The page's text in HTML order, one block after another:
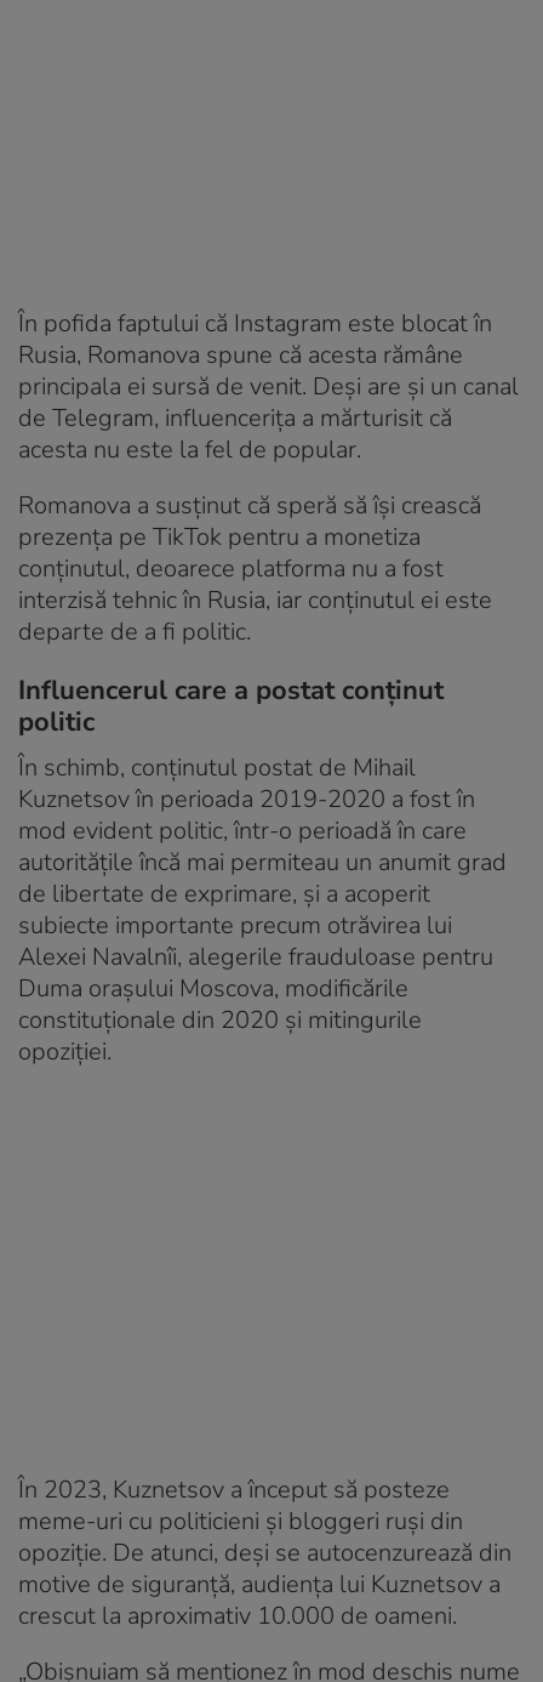
În pofida faptului că Instagram este blocat în
Rusia, Romanova spune că acesta rămâne
principala ei sursă de venit. Deși are și un canal
de Telegram, influencerița a mărturisit că
acesta nu este la fel de popular.
Romanova a susținut că speră să își crească
prezența pe TikTok pentru a monetiza
conținutul, deoarece platforma nu a fost
interzisă tehnic în Rusia, iar conținutul ei este
departe de a fi politic.
Influencerul care a postat conținut
politic
În schimb, conținutul postat de Mihail
Kuznetsov în perioada 2019-2020 a fost în
mod evident politic, într-o perioadă în care
autoritățile încă mai permiteau un anumit grad
de libertate de exprimare, și a acoperit
subiecte importante precum otrăvirea lui
Alexei Navalnîi, alegerile frauduloase pentru
Duma orașului Moscova, modificările
constituționale din 2020 și mitingurile
opoziției.
În 2023, Kuznetsov a început să posteze
meme-uri cu politicieni și bloggeri ruși din
opoziție. De atunci, deși se autocenzurează din
motive de siguranță, audiența lui Kuznetsov a
crescut la aproximativ 10.000 de oameni.
„Obișnuiam să menționez în mod deschis nume